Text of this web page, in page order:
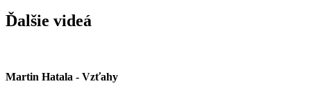
Ďalšie videá
Martin Hatala - Vzťahy